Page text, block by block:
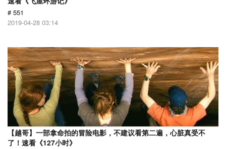
# 551
2019-04-28 03:14
【越哥】一部拿命拍的冒险电影，不建议看第二遍，心脏真受不
了！速看《127小时》